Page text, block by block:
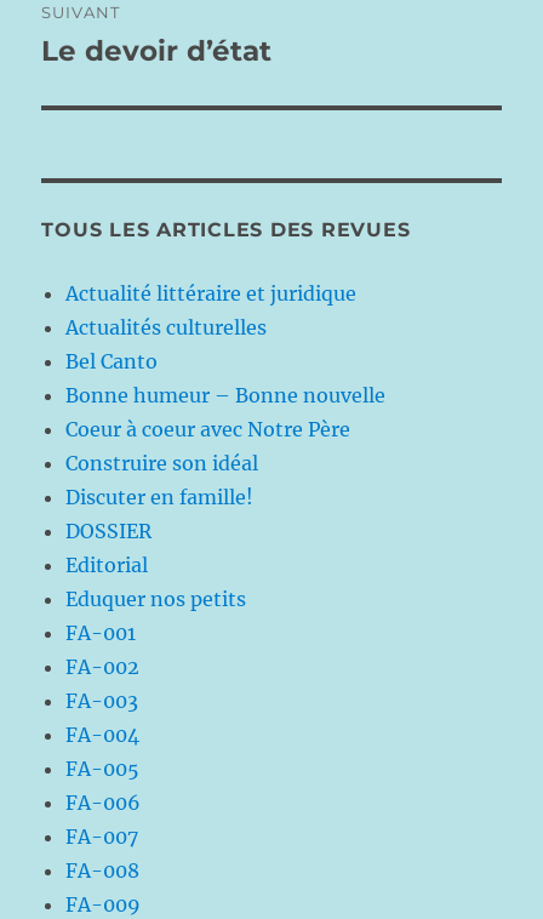
SUIVANT
Publication
Le devoir d’état
TOUS LES ARTICLES DES REVUES
Actualité littéraire et juridique
Actualités culturelles
Bel Canto
Bonne humeur – Bonne nouvelle
Coeur à coeur avec Notre Père
Construire son idéal
Discuter en famille!
DOSSIER
Editorial
Eduquer nos petits
FA-001
FA-002
FA-003
FA-004
FA-005
FA-006
FA-007
FA-008
FA-009